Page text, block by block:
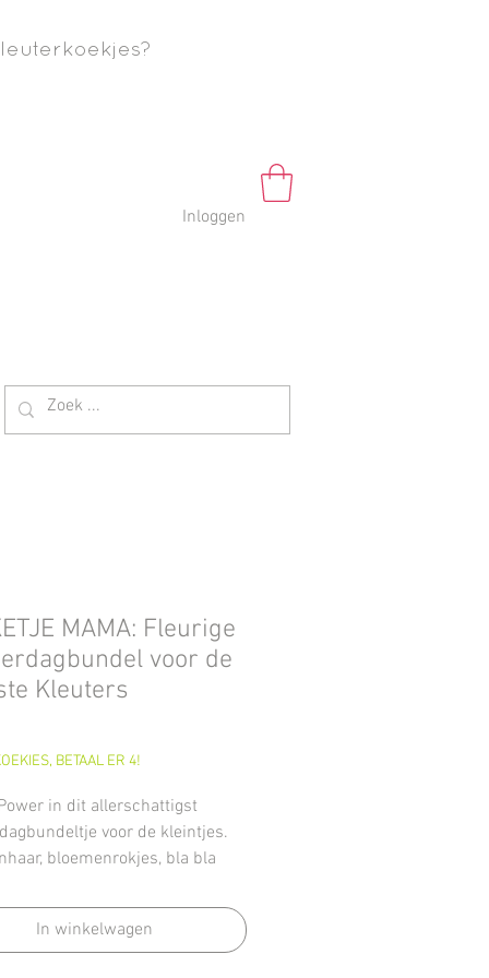
Inloggen
MAMA: Fleurige
voor de
Kleuters
BETAAL ER 4!
in dit allerschattigst
voor de kleintjes.
bloemenrokjes, bla bla
🌸🌸🌸
In winkelwagen